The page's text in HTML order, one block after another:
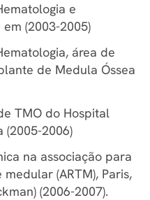
e
(2003-2005)
área de
de Medula Óssea
TMO do Hospital
(2005-2006)
na associação para
(ARTM), Paris,
(2006-2007).